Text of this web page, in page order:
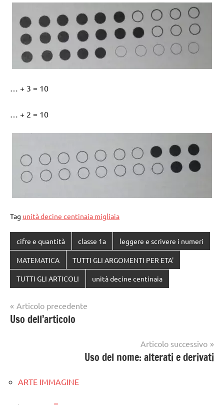
… + 3 = 10
… + 2 = 10
Tag unità decine centinaia migliaia
cifre e quantità classe 1a leggere e scrivere i numeri
MATEMATICA TUTTI GLI ARGOMENTI PER ETA'
TUTTI GLI ARTICOLI unità decine centinaia
Navigazione
articoli
Articolo precedente
Uso dell’articolo
Articolo successivo
Uso del nome: alterati e derivati
ARTE IMMAGINE